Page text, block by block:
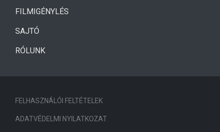
FILMIGÉNYLÉS
SAJTÓ
RÓLUNK
FELHASZNÁLÓI FELTÉTELEK
ADATVÉDELMI NYILATKOZAT